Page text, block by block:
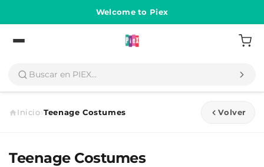
al contenido
Welcome to Piex
Inicio›Teenage Costumes Volver
Teenage Costumes